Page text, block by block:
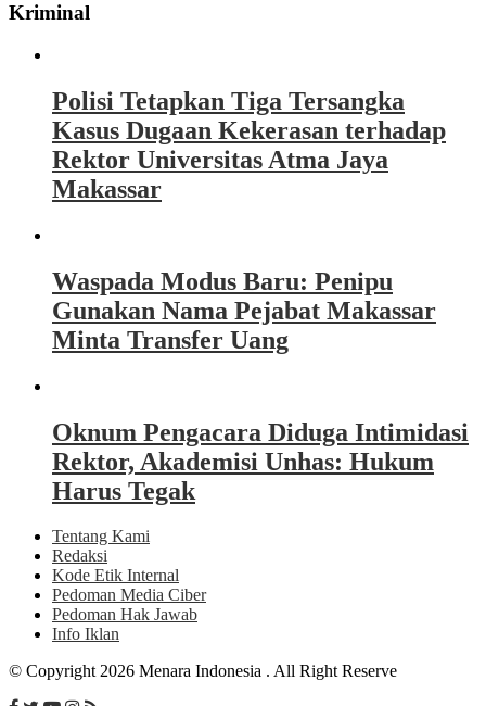
Kriminal
Polisi Tetapkan Tiga Tersangka
Kasus Dugaan Kekerasan terhadap
Rektor Universitas Atma Jaya
Makassar
Waspada Modus Baru: Penipu
Gunakan Nama Pejabat Makassar
Minta Transfer Uang
Oknum Pengacara Diduga Intimidasi
Rektor, Akademisi Unhas: Hukum
Harus Tegak
Tentang Kami
Redaksi
Kode Etik Internal
Pedoman Media Ciber
Pedoman Hak Jawab
Info Iklan
© Copyright 2026 Menara Indonesia . All Right Reserve